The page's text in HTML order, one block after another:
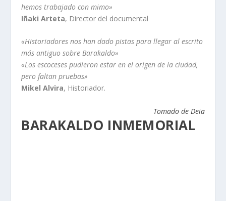
hemos trabajado con mimo»
Iñaki Arteta, Director del documental
«Historiadores nos han dado pistas para llegar al escrito
más antiguo sobre Barakaldo»
«Los escoceses pudieron estar en el origen de la ciudad,
pero faltan pruebas»
Mikel Alvira, Historiador.
Tomado de Deia
BARAKALDO INMEMORIAL